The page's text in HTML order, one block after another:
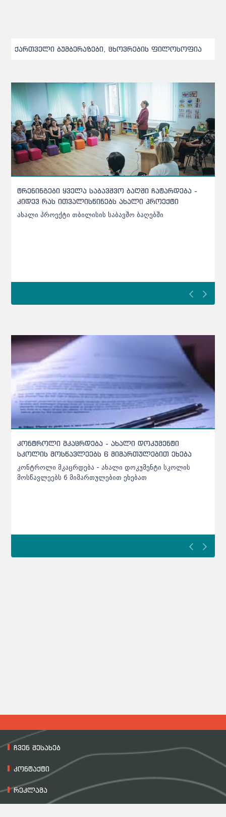
ქართველი ბუმბერაზები, ცხოვრების ფილოსოფია
ქარელის საბავშვო ბაღებში შეტანილი ხორცი
უხარისხო აღმოჩნდა - დეტალები
ქარელის საბავშვო ბაღებში შეტანილი ხორცი უხარისხო
რამდენპროცენტიანი ბარიერი უნდა გადალახოს
აბიტურიენტმა პროფესიულ პროგრამაზე რომ
ჩაირიცხოს
რამდენპროცენტიანი ბარიერი უნდა გადალახოს
ჩვენ შესახებ
კონტაქტი
რეკლამა